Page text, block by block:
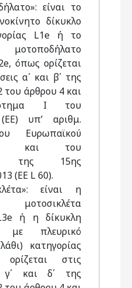
είναι το
δίκυκλο
L1e ή το
όπως ορίζεται
α΄ και β΄ της
άρθρου 4 και
Ι του
υπ’ αριθμ.
Ευρωπαϊκού
και του
της 15ης
(ΕΕ L 60).
είναι η
ή η δίκυκλη
με πλευρικό
κατηγορίας
στις
γ΄ και δ΄ της